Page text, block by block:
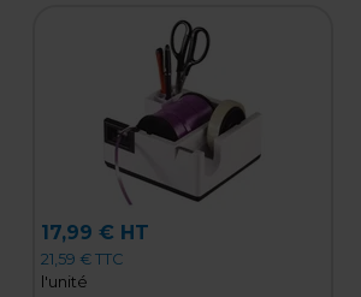
17,99 € HT
21,59 € TTC
l'unité